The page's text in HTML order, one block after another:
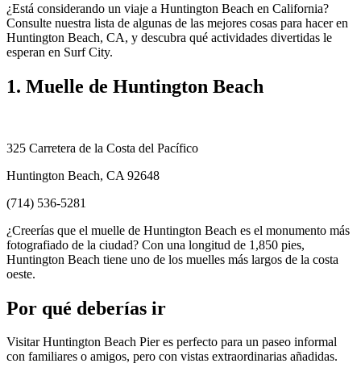
¿Está considerando un viaje a Huntington Beach en California?
Consulte nuestra lista de algunas de las mejores cosas para hacer en
Huntington Beach, CA, y descubra qué actividades divertidas le
esperan en Surf City.
1. Muelle de Huntington Beach
325 Carretera de la Costa del Pacífico
Huntington Beach, CA 92648
(714) 536-5281
¿Creerías que el muelle de Huntington Beach es el monumento más
fotografiado de la ciudad? Con una longitud de 1,850 pies,
Huntington Beach tiene uno de los muelles más largos de la costa
oeste.
Por qué deberías ir
Visitar Huntington Beach Pier es perfecto para un paseo informal
con familiares o amigos, pero con vistas extraordinarias añadidas.